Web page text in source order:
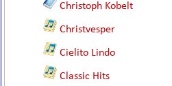
Christoph Kobelt
Christvesper
Cielito Lindo
Classic Hits